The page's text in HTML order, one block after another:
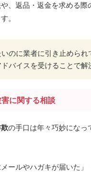
、返品・返金を求める
。
いのに業者に引き止めら
バイスを受けることで解
害に関する相談
の手口は年々巧妙になっ
ールやハガキが届いた